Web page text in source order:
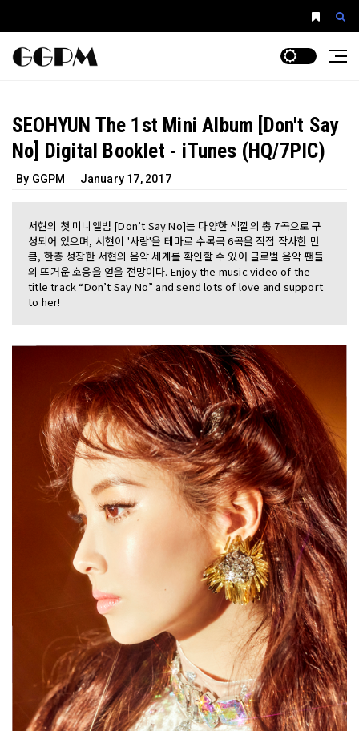
SEOHYUN The 1st Mini Album [Don't Say
No] Digital Booklet - iTunes (HQ/7PIC)
By GGPM January 17, 2017
서현의 첫 미니앨범 [Don’t Say No]는 다양한 색깔의 총 7곡으로 구
성되어 있으며, 서현이 '사랑'을 테마로 수록곡 6곡을 직접 작사한 만
큼, 한층 성장한 서현의 음악 세계를 확인할 수 있어 글로벌 음악 팬들
의 뜨거운 호응을 얻을 전망이다. Enjoy the music video of the
title track “Don’t Say No” and send lots of love and support
to her!